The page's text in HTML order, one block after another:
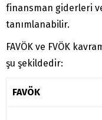
finansman giderleri
tanımlanabilir.
FAVÖK ve FVÖK
şu şekildedir:
FAVÖK